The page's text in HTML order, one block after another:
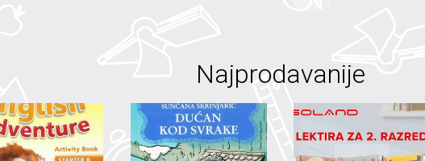
Najprodavanije